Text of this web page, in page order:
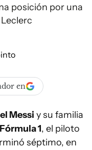
posición por una
en
Messi y su familia
1, el piloto
séptimo, en